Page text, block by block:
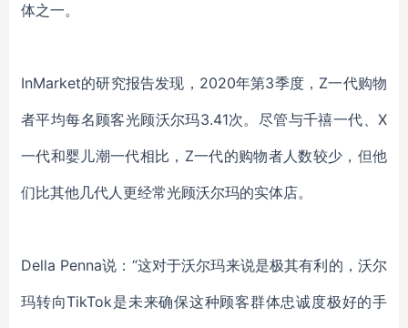
体之一。
InMarket的研究报告发现， 2020年第3季度， Z一代购物
者平均每名顾客光顾沃尔玛3.41次。尽管与千禧一代、X
一代和婴儿潮一代相比，Z一代的购物者人数较少，但他
们比其他几代人更经常光顾沃尔玛的实体店。
Della Penna说： “这对于沃尔玛来说是极其有利的， 沃尔
玛转向TikTok是未来确保这种顾客群体忠诚度极好的手